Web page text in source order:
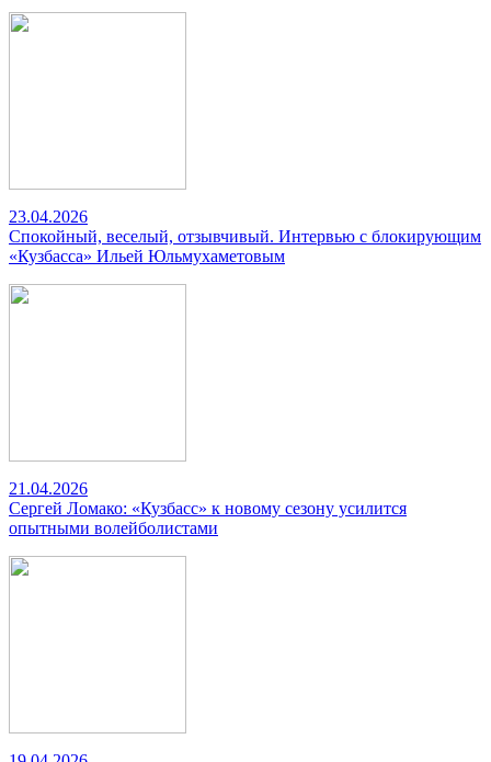
23.04.2026
Спокойный, веселый, отзывчивый. Интервью с блокирующим
«Кузбасса» Ильей Юльмухаметовым
21.04.2026
Сергей Ломако: «Кузбасс» к новому сезону усилится
опытными волейболистами